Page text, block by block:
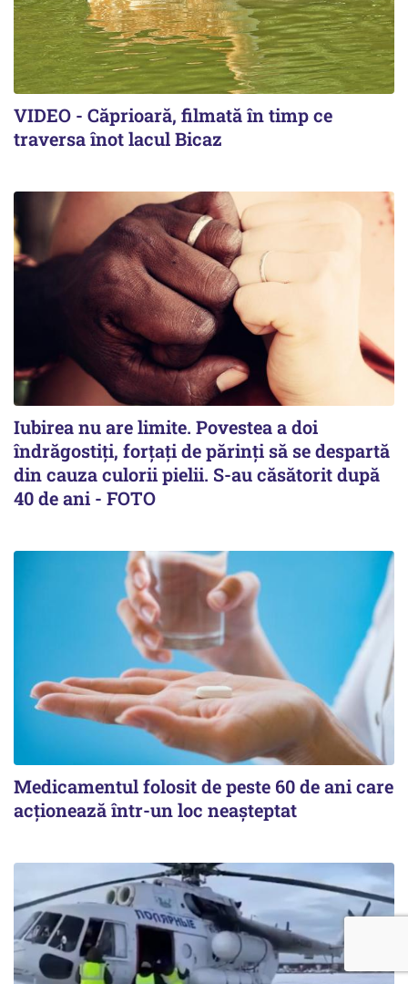
VIDEO - Căprioară, filmată în timp ce
traversa înot lacul Bicaz
Iubirea nu are limite. Povestea a doi
îndrăgostiţi, forţaţi de părinţi să se despartă
din cauza culorii pielii. S-au căsătorit după
40 de ani - FOTO
Medicamentul folosit de peste 60 de ani care
acționează într-un loc neașteptat